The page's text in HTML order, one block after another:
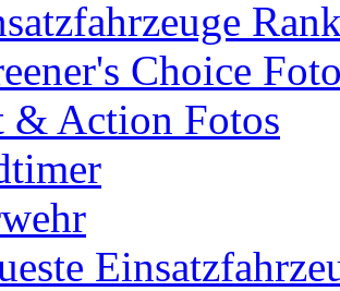
Choice
& Action Fotos